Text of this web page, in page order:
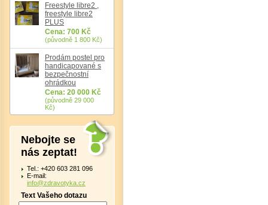
Freestyle libre2 ,
freestyle libre2
PLUS
Cena: 700 Kč
(původně 1 800 Kč)
Prodám postel pro
handicapované s
bezpečnostní
ohrádkou
Cena: 20 000 Kč
(původně 29 000
Kč)
Nebojte se
nás zeptat!
Tel.: +420 603 281 096
E-mail:
info@zdravotyka.cz
Text Vašeho dotazu